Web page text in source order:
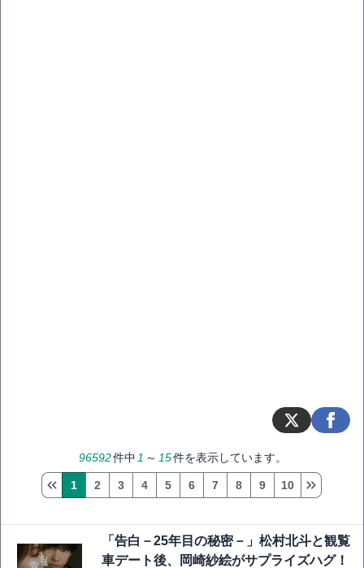
96592件中 1 ～ 15件を表示しています。
1 2 3 4 5 6 7 8 9 10
「告白－25年目の秘密－」松村北斗と観覧
車デート後、岡崎紗絵がサプライズハグ！